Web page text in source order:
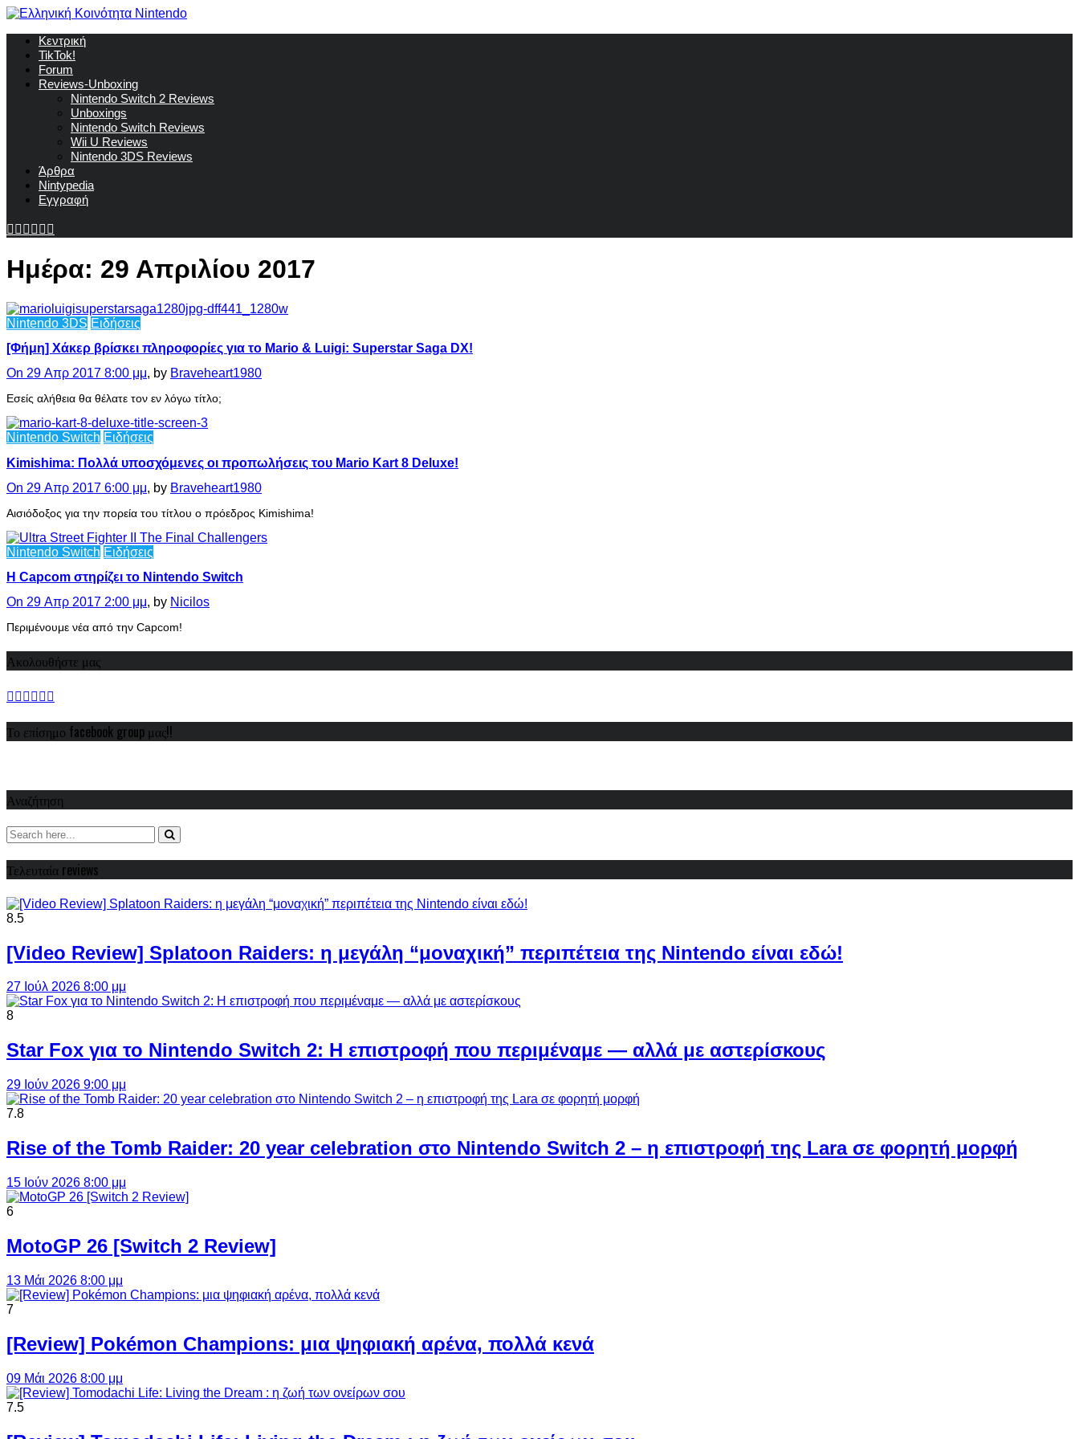
Κεντρική
TikTok!
Forum
Reviews-Unboxing
Nintendo Switch 2 Reviews
Unboxings
Nintendo Switch Reviews
Wii U Reviews
Nintendo 3DS Reviews
Άρθρα
Nintypedia
Εγγραφή
Ημέρα: 29 Απριλίου 2017
Nintendo 3DS Ειδήσεις
[Φήμη] Χάκερ βρίσκει πληροφορίες για το Mario & Luigi: Superstar Saga DΧ!
On 29 Απρ 2017 8:00 μμ, by Braveheart1980
Εσείς αλήθεια θα θέλατε τον εν λόγω τίτλο;
Nintendo Switch Ειδήσεις
Kimishima: Πολλά υποσχόμενες οι προπωλήσεις του Mario Kart 8 Deluxe!
On 29 Απρ 2017 6:00 μμ, by Braveheart1980
Αισιόδοξος για την πορεία του τίτλου ο πρόεδρος Kimishima!
Nintendo Switch Ειδήσεις
Η Capcom στηρίζει το Nintendo Switch
On 29 Απρ 2017 2:00 μμ, by Nicilos
Περιμένουμε νέα από την Capcom!
Ακολουθήστε μας
Το επίσημο facebook group μας!!
Αναζήτηση
Τελευταία reviews
8.5
[Video Review] Splatoon Raiders: η μεγάλη “μοναχική” περιπέτεια της Nintendo είναι εδώ!
27 Ιούλ 2026 8:00 μμ
8
Star Fox για το Nintendo Switch 2: Η επιστροφή που περιμέναμε — αλλά με αστερίσκους
29 Ιούν 2026 9:00 μμ
7.8
Rise of the Tomb Raider: 20 year celebration στο Nintendo Switch 2 – η επιστροφή της Lara σε φορητή μορφή
15 Ιούν 2026 8:00 μμ
6
MotoGP 26 [Switch 2 Review]
13 Μάι 2026 8:00 μμ
7
[Review] Pokémon Champions: μια ψηφιακή αρένα, πολλά κενά
09 Μάι 2026 8:00 μμ
7.5